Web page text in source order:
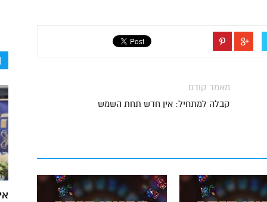
מאמר קודם
קבלה למתחיל: אין חדש תחת השמש